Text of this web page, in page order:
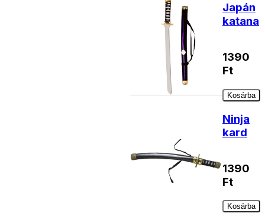
Japán
katana
1390
Ft
Kosárba
Ninja
kard
1390
Ft
Kosárba